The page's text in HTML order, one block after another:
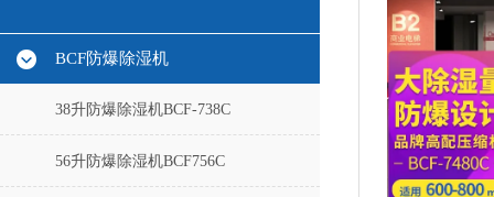
BCF防爆除湿机
38升防爆除湿机BCF-738C
56升防爆除湿机BCF756C